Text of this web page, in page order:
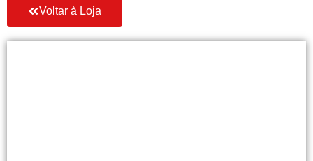
Voltar à Loja